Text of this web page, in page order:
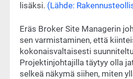
lisäksi. (Lähde:
Eräs Broker Site Managerin
sen varmistaminen, että
kokonaisvaltaisesti
Projektinjohtajilla täytyy olla
selkeä näkymä siihen, miten